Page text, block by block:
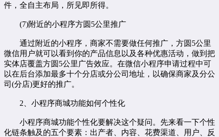
件，全自主布局，所见即所得。
(7)附近的小程序方圆5公里推广
通过附近的小程序，商家不需要做任何推广，方圆5公里
微信用户就可以看到你的产品信息以及各种优惠活动，做到把
实体店覆盖方圆5公里广告效应。在微信小程序申请过程中可
以在后台添加最多十个分店或分公司地址，以确保商家及分公
司(分店)更好的推广。
2、小程序商城功能如何个性化
小程序商城功能个性化要解决这个疑问。先来看一下个性
化链条触及的五个要素：出产者、内容、花费渠道、用户、反